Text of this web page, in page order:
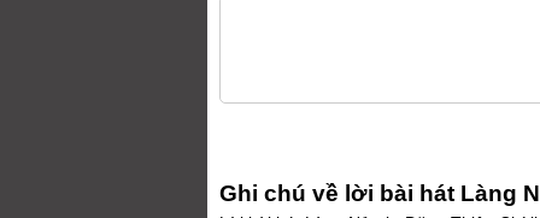
Ghi chú về lời bài hát Làng